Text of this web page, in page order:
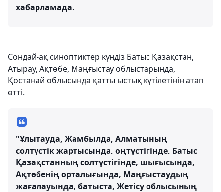
хабарламада.
Сондай-ақ синоптиктер күндіз Батыс Қазақстан,
Атырау, Ақтөбе, Маңғыстау облыстарында,
Қостанай облысында қатты ыстық күтілетінін атап
өтті.
"Ұлытауда, Жамбылда, Алматының
солтүстік жартысында, оңтүстігінде, Батыс
Қазақстанның солтүстігінде, шығысында,
Ақтөбенің орталығында, Маңғыстаудың
жағалауында, батыста, Жетісу облысының